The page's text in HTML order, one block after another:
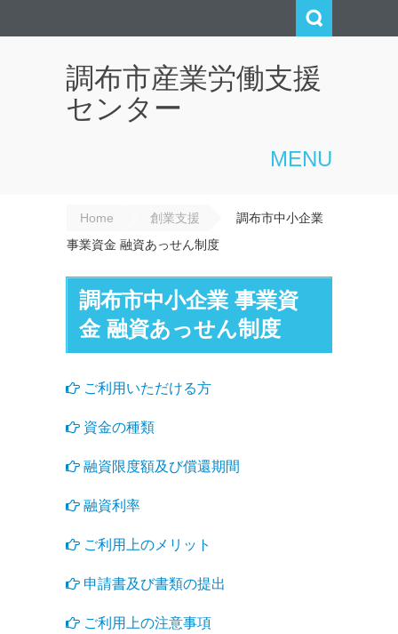
調布市産業労働支援
センター
MENU
Home 創業支援
調布市中小企業
事業資金 融資あっせん制度
調布市中小企業 事業資
金 融資あっせん制度
ご利用いただける方
資金の種類
融資限度額及び償還期間
融資利率
ご利用上のメリット
申請書及び書類の提出
ご利用上の注意事項